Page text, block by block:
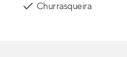
Churrasqueira